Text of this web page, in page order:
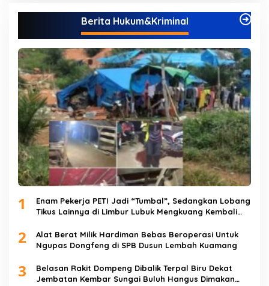
Berita Hukum&Kriminal
1
Enam Pekerja PETI Jadi “Tumbal”, Sedangkan Lobang
Tikus Lainnya di Limbur Lubuk Mengkuang Kembali
2
Alat Berat Milik Hardiman Bebas Beroperasi Untuk
Ngupas Dongfeng di SPB Dusun Lembah Kuamang
3
Belasan Rakit Dompeng Dibalik Terpal Biru Dekat
Jembatan Kembar Sungai Buluh Hangus Dimakan